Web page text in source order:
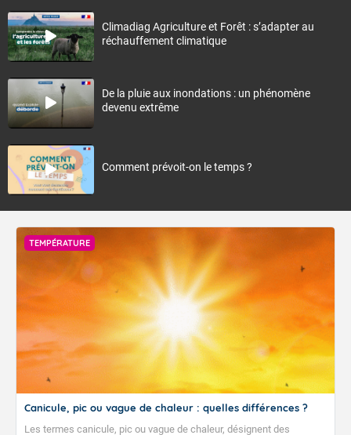
Climadiag Agriculture et Forêt : s’adapter au
réchauffement climatique
De la pluie aux inondations : un phénomène
devenu extrême
Comment prévoit-on le temps ?
TEMPÉRATURE
Canicule, pic ou vague de chaleur : quelles différences ?
Les termes canicule, pic ou vague de chaleur, désignent des